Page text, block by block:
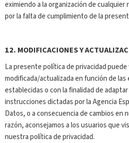
eximiendo a la organización de cualquier
por la falta de cumplimiento de la
12. MODIFICACIONES Y
La presente política de privacidad puede
modificada/actualizada en función de las
establecidas o con la finalidad de
instrucciones dictadas por la Agencia
Datos, o a consecuencia de cambios en
razón, aconsejamos a los usuarios que
nuestra política de privacidad.